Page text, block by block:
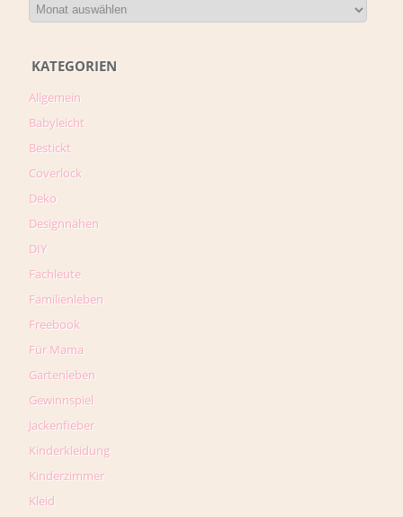
KATEGORIEN
Allgemein
Babyleicht
Bestickt
Coverlock
Deko
Designnähen
DIY
Fachleute
Familienleben
Freebook
Für Mama
Gartenleben
Gewinnspiel
Jackenfieber
Kinderkleidung
Kinderzimmer
Kleid